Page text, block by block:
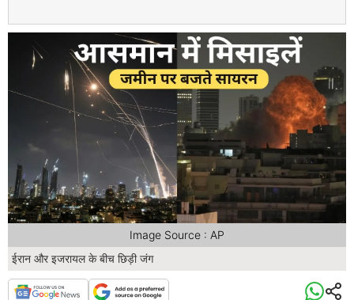
ईरान और इजरायल के बीच छिड़ी जंग
Image Source : AP